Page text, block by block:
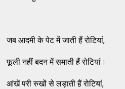
जब आदमी के पेट में जाती हैं रोटियां,
फूली नहीं बदन में समाती हैं रोटियां।
आंखें परी रुखों से लड़ाती हैं रोटियां,